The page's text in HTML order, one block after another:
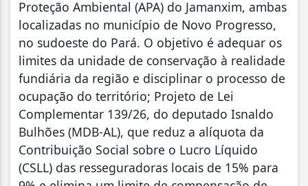
Proteção Ambiental (APA) do Jamanxim, ambas
localizadas no município de Novo Progresso,
no sudoeste do Pará. O objetivo é adequar os
limites da unidade de conservação à realidade
fundiária da região e disciplinar o processo de
ocupação do território; Projeto de Lei
Complementar 139/26, do deputado Isnaldo
Bulhões (MDB-AL), que reduz a alíquota da
Contribuição Social sobre o Lucro Líquido
(CSLL) das resseguradoras locais de 15% para